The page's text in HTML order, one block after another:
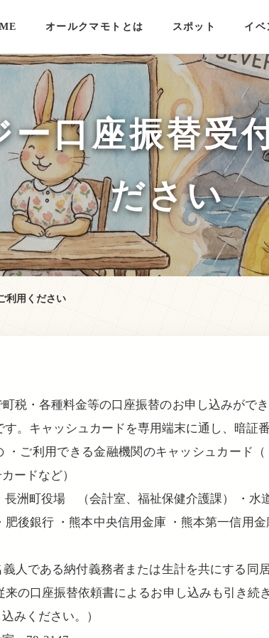
オールクマモトとは スポット イベ
ー口座振替受
ださい
利用ください
税・各種料金等の口座振替のお申し込みがで
。キャッシュカードを専用端末に通し、暗証
・ご利用できる金融機関のキャッシュカード
ードなど）
長洲町役場 （会計室、福祉保健介護課） ・水
肥後銀行 ・熊本中央信用金庫 ・熊本第一信用
人である納付義務者または生計を共にする同
来の口座振替依頼書によるお申し込みも引き続
みください。）